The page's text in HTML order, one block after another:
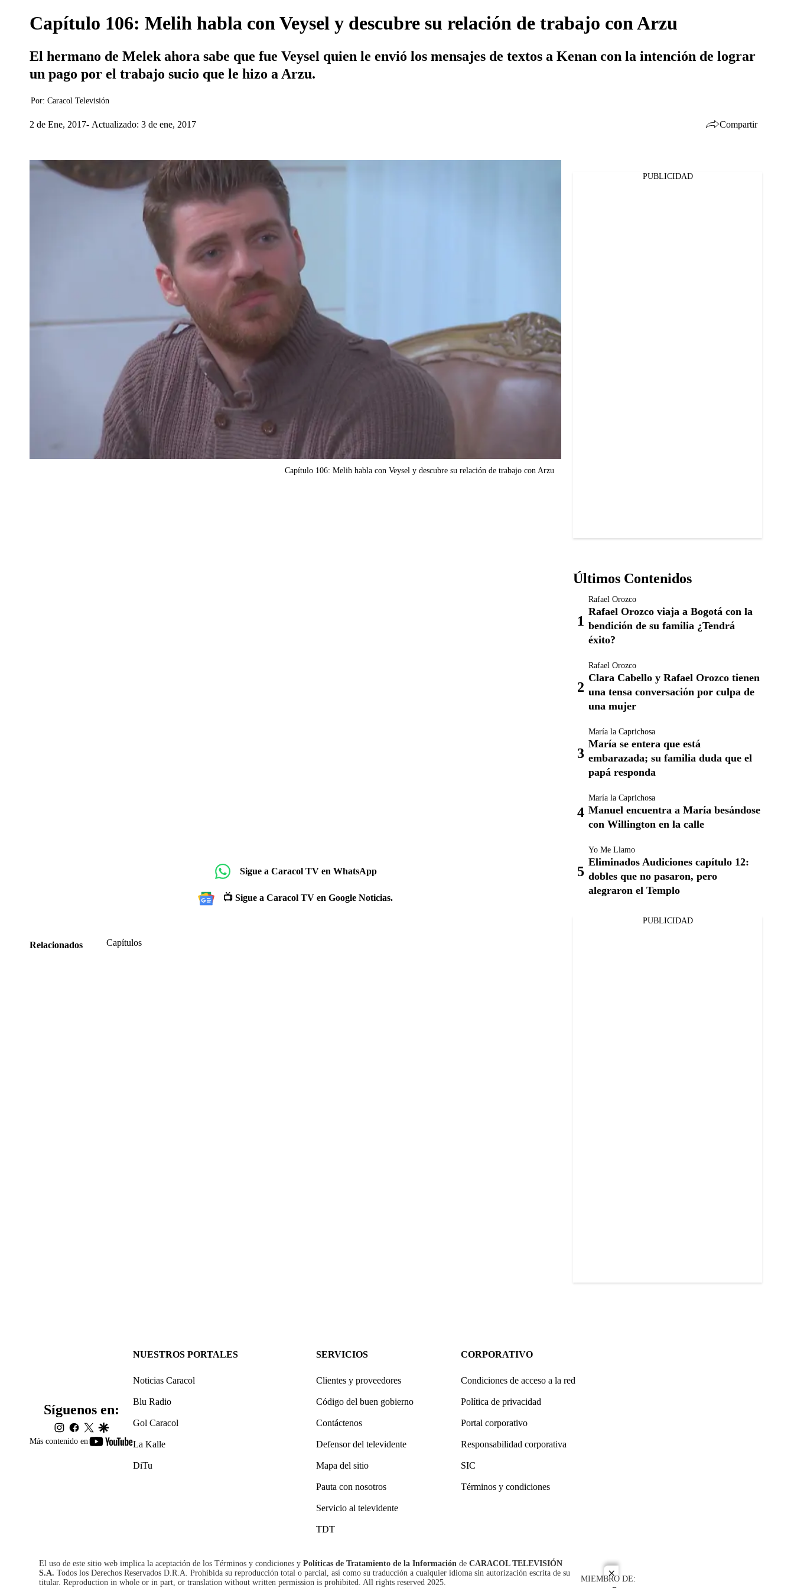
close
Capítulo 106: Melih habla con Veysel y descubre su relación de trabajo con Arzu
El hermano de Melek ahora sabe que fue Veysel quien le envió los mensajes de textos a Kenan con la intención de lograr
un pago por el trabajo sucio que le hizo a Arzu.
Por: Caracol Televisión
2 de Ene, 2017 Actualizado: 3 de ene, 2017 Compartir
Capítulo 106: Melih habla con Veysel y descubre su relación de trabajo con Arzu
Sigue a Caracol TV en WhatsApp
📺 Sigue a Caracol TV en Google Noticias.
Relacionados Capítulos
PUBLICIDAD
Últimos Contenidos
Rafael Orozco
Rafael Orozco viaja a Bogotá con la
bendición de su familia ¿Tendrá
éxito?
Rafael Orozco
Clara Cabello y Rafael Orozco tienen
una tensa conversación por culpa de
una mujer
María la Caprichosa
María se entera que está
embarazada; su familia duda que el
papá responda
María la Caprichosa
Manuel encuentra a María besándose
con Willington en la calle
Yo Me Llamo
Eliminados Audiciones capítulo 12:
dobles que no pasaron, pero
alegraron el Templo
PUBLICIDAD
Más contenido en
youtube-
Síguenos en:
instagram
facebook
twittergoogle
NUESTROS PORTALES
Noticias Caracol
Blu Radio
Gol Caracol
La Kalle
DiTu
SERVICIOS
Clientes y proveedores
Código del buen gobierno
Contáctenos
Defensor del televidente
Mapa del sitio
Pauta con nosotros
Servicio al televidente
TDT
CORPORATIVO
Condiciones de acceso a la red
Política de privacidad
Portal corporativo
Responsabilidad corporativa
SIC
Términos y condiciones
El uso de este sitio web implica la aceptación de los Términos y condiciones y Políticas de Tratamiento de la Información de CARACOL TELEVISIÓN
S.A. Todos los Derechos Reservados D.R.A. Prohibida su reproducción total o parcial, así como su traducción a cualquier idioma sin autorización escrita de su
titular. Reproduction in whole or in part, or translation without written permission is prohibited. All rights reserved 2025.
MIEMBRO DE: